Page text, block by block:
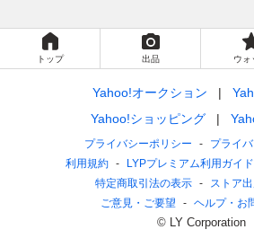
トップ 出品 ウォ
Yahoo!オークション
Yahoo!ショッピング
プライバシーポリシー
プライ
利用規約
LYPプレミアム利用ガイド
特定商取引法の表示
ストア
ご意見・ご要望
ヘルプ・お
© LY Corporation